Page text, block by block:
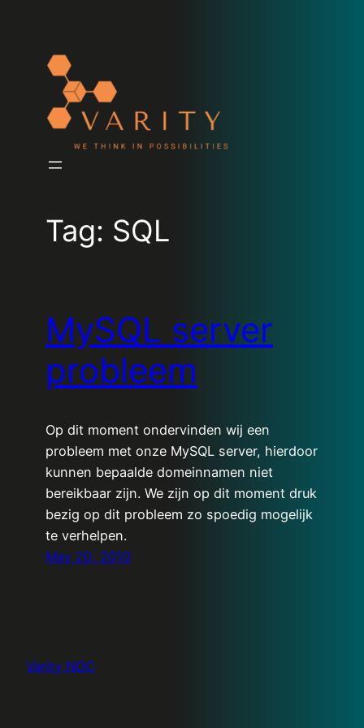
Tag: SQL
MySQL server
probleem
Op dit moment ondervinden wij een
probleem met onze MySQL server, hierdoor
kunnen bepaalde domeinnamen niet
bereikbaar zijn. We zijn op dit moment druk
bezig op dit probleem zo spoedig mogelijk
te verhelpen.
May 20, 2010
Varity NOC